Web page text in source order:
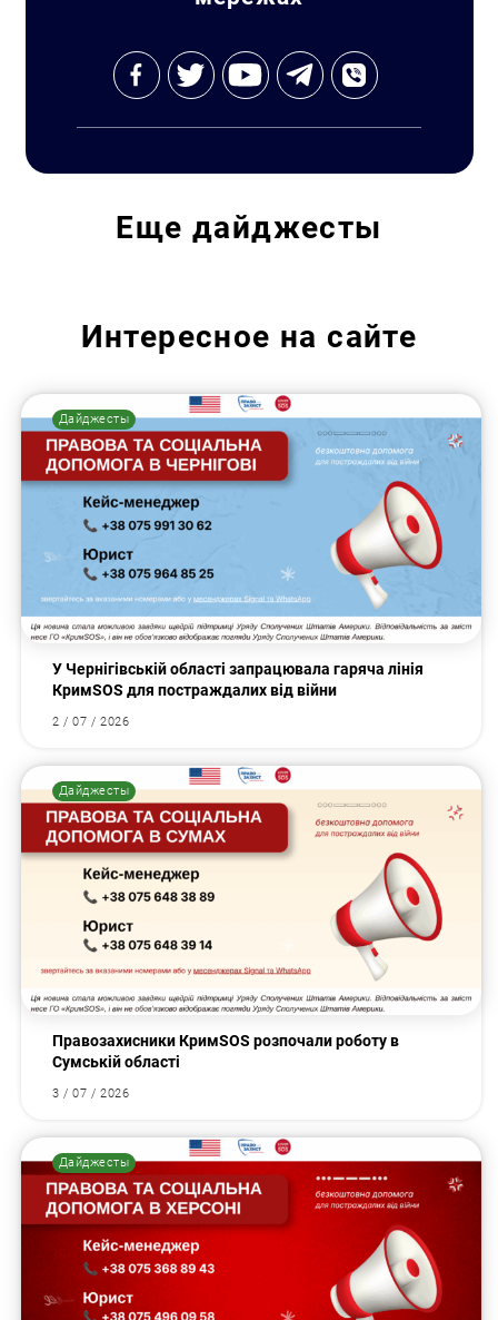
Искать:
Еще дайджесты
Интересное на сайте
Дайджесты
У Чернігівській області запрацювала гаряча лінія
КримSOS для постраждалих від війни
2 / 07 / 2026
Дайджесты
Правозахисники КримSOS розпочали роботу в
Сумській області
3 / 07 / 2026
Дайджесты